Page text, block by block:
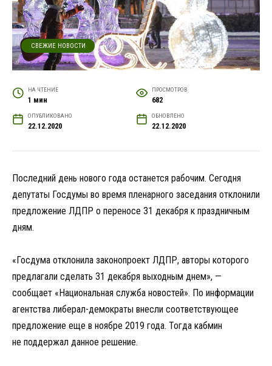
СВЕЖИЕ НОВОСТИ
НА ЧТЕНИЕ
1 мин
ПРОСМОТРОВ
682
ОПУБЛИКОВАНО
22.12.2020
ОБНОВЛЕНО
22.12.2020
Последний день нового года останется рабочим. Сегодня
депутаты Госдумы во время пленарного заседания отклонили
предложение ЛДПР о переносе 31 декабря к праздничным
дням.
«Госдума отклонила законопроект ЛДПР, авторы которого
предлагали сделать 31 декабря выходным днем», —
сообщает «Национальная служба новостей». По информации
агентства либерал-демократы внесли соответствующее
предложение еще в ноябре 2019 года. Тогда кабмин
не поддержал данное решение.